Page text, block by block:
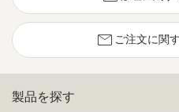
mail ご注文に関
製品を探す